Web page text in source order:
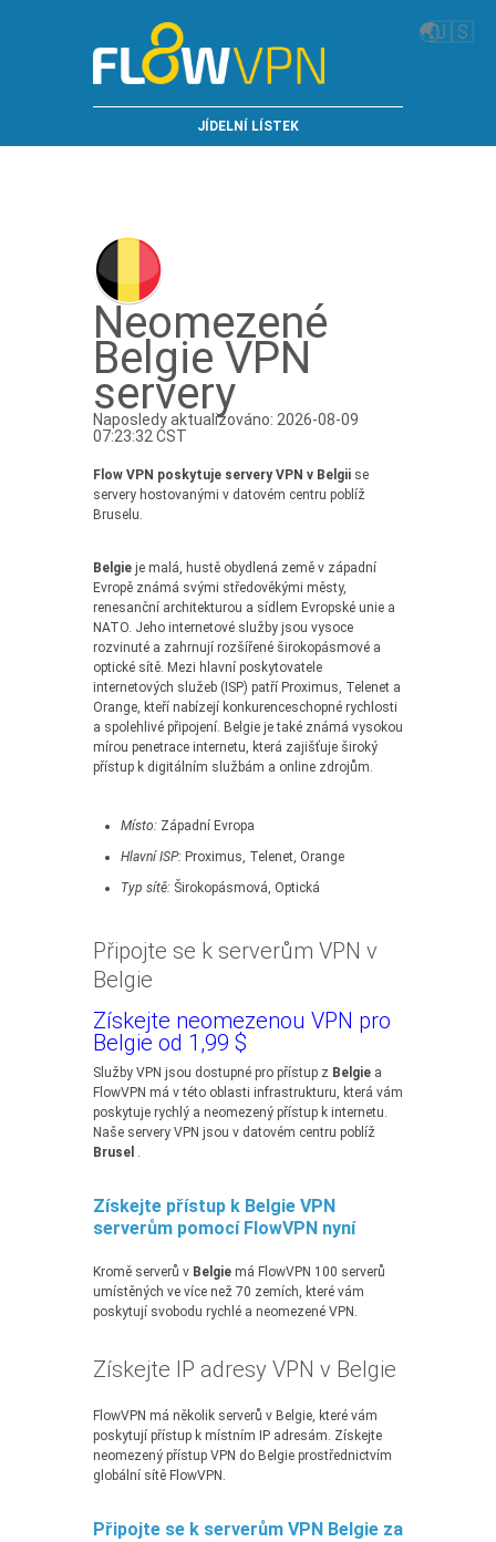
🌏🇺🇸
JÍDELNÍ LÍSTEK
Neomezené
Belgie VPN
servery
Naposledy aktualizováno: 2026-08-09
07:23:32 CST
Flow VPN poskytuje servery VPN v Belgii se
servery hostovanými v datovém centru poblíž
Bruselu.
Belgie je malá, hustě obydlená země v západní
Evropě známá svými středověkými městy,
renesanční architekturou a sídlem Evropské unie a
NATO. Jeho internetové služby jsou vysoce
rozvinuté a zahrnují rozšířené širokopásmové a
optické sítě. Mezi hlavní poskytovatele
internetových služeb (ISP) patří Proximus, Telenet a
Orange, kteří nabízejí konkurenceschopné rychlosti
a spolehlivé připojení. Belgie je také známá vysokou
mírou penetrace internetu, která zajišťuje široký
přístup k digitálním službám a online zdrojům.
Místo: Západní Evropa
Hlavní ISP: Proximus, Telenet, Orange
Typ sítě: Širokopásmová, Optická
Připojte se k serverům VPN v
Belgie
Získejte neomezenou VPN pro
Belgie od 1,99 $
Služby VPN jsou dostupné pro přístup z Belgie a
FlowVPN má v této oblasti infrastrukturu, která vám
poskytuje rychlý a neomezený přístup k internetu.
Naše servery VPN jsou v datovém centru poblíž
Brusel .
Získejte přístup k Belgie VPN
serverům pomocí FlowVPN nyní
Kromě serverů v Belgie má FlowVPN 100 serverů
umístěných ve více než 70 zemích, které vám
poskytují svobodu rychlé a neomezené VPN.
Získejte IP adresy VPN v Belgie
FlowVPN má několik serverů v Belgie, které vám
poskytují přístup k místním IP adresám. Získejte
neomezený přístup VPN do Belgie prostřednictvím
globální sítě FlowVPN.
Připojte se k serverům VPN Belgie za